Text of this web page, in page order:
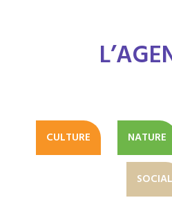
CULTURE NATURE
SOCIAL